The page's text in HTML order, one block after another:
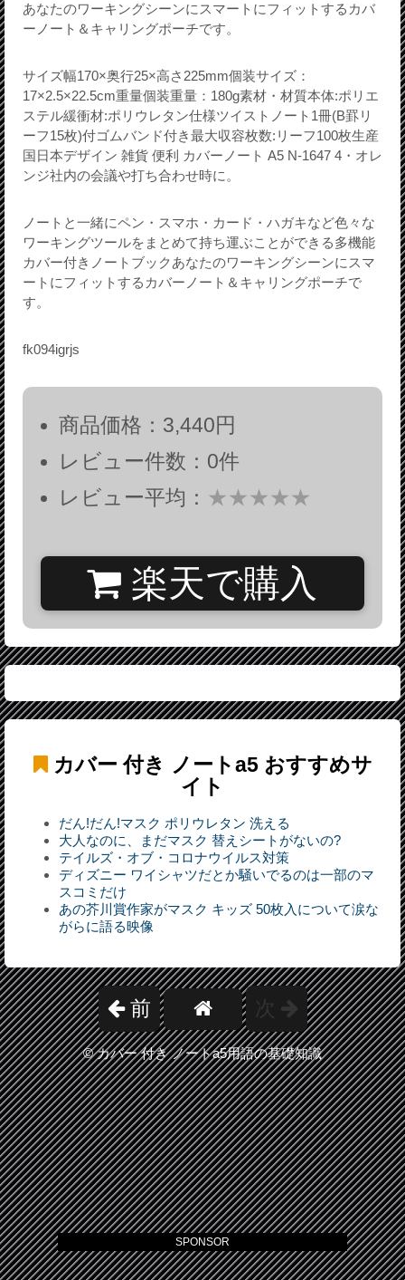
あなたのワーキングシーンにスマートにフィットするカバ
ーノート＆キャリングポーチです。
サイズ幅170×奥行25×高さ225mm個装サイズ：
17×2.5×22.5cm重量個装重量：180g素材・材質本体:ポリエ
ステル緩衝材:ポリウレタン仕様ツイストノート1冊(B罫リ
ーフ15枚)付ゴムバンド付き最大収容枚数:リーフ100枚生産
国日本デザイン 雑貨 便利 カバーノート A5 N-1647 4・オレ
ンジ社内の会議や打ち合わせ時に。
ノートと一緒にペン・スマホ・カード・ハガキなど色々な
ワーキングツールをまとめて持ち運ぶことができる多機能
カバー付きノートブックあなたのワーキングシーンにスマ
ートにフィットするカバーノート＆キャリングポーチで
す。
fk094igrjs
商品価格：3,440円
レビュー件数：0件
レビュー平均： ★★★★★
楽天で購入
カバー 付き ノートa5おすすめサ
イト
だん!だん!マスク ポリウレタン 洗える
大人なのに、まだマスク 替えシートがないの?
テイルズ・オブ・コロナウイルス対策
ディズニー ワイシャツだとか騒いでるのは一部のマ
スコミだけ
あの芥川賞作家がマスク キッズ 50枚入について涙な
がらに語る映像
前 次
©カバー 付き ノートa5用語の基礎知識
SPONSOR